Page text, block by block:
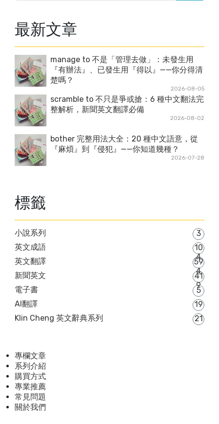
最新文章
manage to 不是「管理去做」：未發生用
『有辦法』、已發生用『得以』——你分得清
楚嗎？
2026-08-05
scramble to 不只是爭或搶：6 種中文翻法完
整解析，新聞英文翻譯必備
2026-08-02
bother 完整用法大全：20 種中文語意，從
『麻煩』到『侵犯』——你知道幾種？
2026-07-28
標籤
小說系列
3
英文成語
10
4
英文翻譯
59
4
新聞英文
41
9
電子書
5
AI翻譯
19
Klin Cheng 英文辭典系列
21
專欄文章
系列介紹
購買方式
專業推薦
常見問題
關於我們